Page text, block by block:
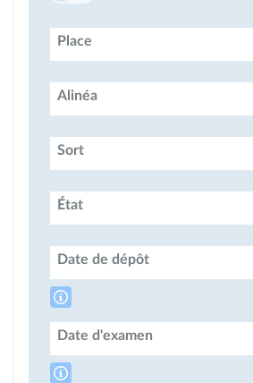
Place
Alinéa
Sort
État
Date de dépôt
Date d'examen